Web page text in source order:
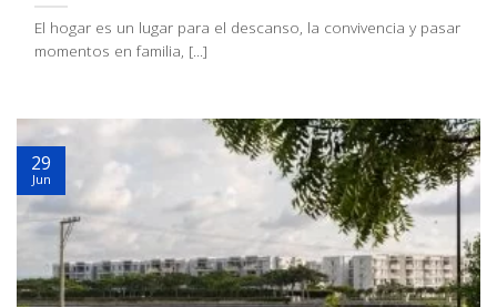
El hogar es un lugar para el descanso, la convivencia y pasar
momentos en familia, [...]
29
Jun